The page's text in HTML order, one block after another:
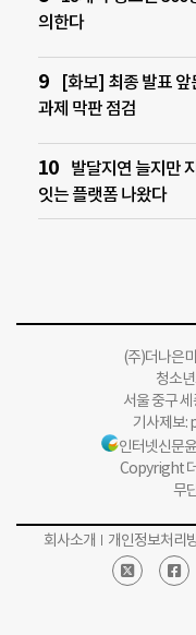
의한다
[화보] 최종 발표 앞
과제 막판 점검
발달지연 늘지만
잇는 플랫폼 나왔다
(주)더나은
청소
서울 중구
기사제보:
인터넷신문
Copyright
무
회사소개 개인정보처리